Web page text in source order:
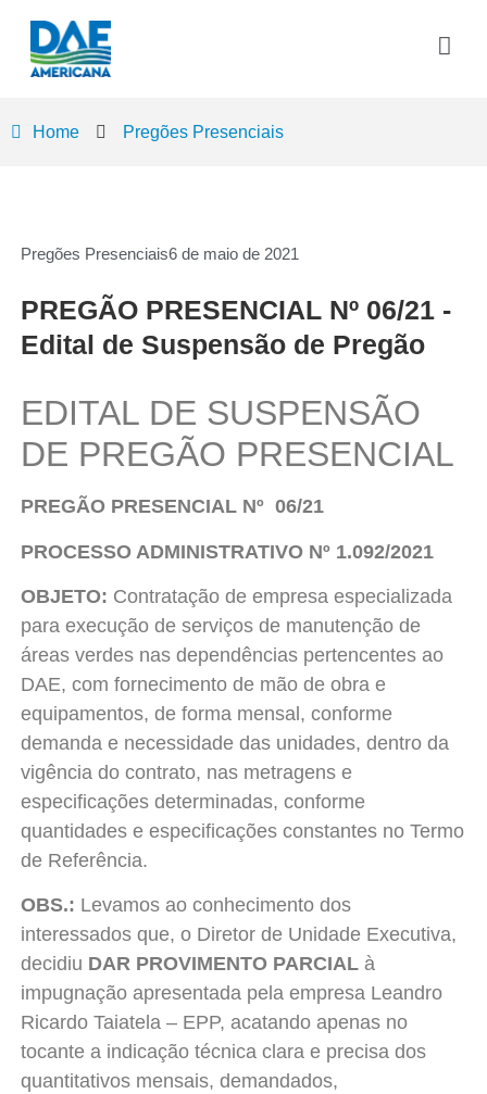
Home Pregões Presenciais
Pregões Presenciais6 de maio de 2021
PREGÃO PRESENCIAL Nº 06/21 -
Edital de Suspensão de Pregão
EDITAL DE SUSPENSÃO
DE PREGÃO PRESENCIAL
PREGÃO PRESENCIAL Nº 06/21
PROCESSO ADMINISTRATIVO Nº 1.092/2021
OBJETO: Contratação de empresa especializada
para execução de serviços de manutenção de
áreas verdes nas dependências pertencentes ao
DAE, com fornecimento de mão de obra e
equipamentos, de forma mensal, conforme
demanda e necessidade das unidades, dentro da
vigência do contrato, nas metragens e
especificações determinadas, conforme
quantidades e especificações constantes no Termo
de Referência.
OBS.: Levamos ao conhecimento dos
interessados que, o Diretor de Unidade Executiva,
decidiu DAR PROVIMENTO PARCIALà
impugnação apresentada pela empresa Leandro
Ricardo Taiatela – EPP, acatando apenas no
tocante a indicação técnica clara e precisa dos
quantitativos mensais, demandados,